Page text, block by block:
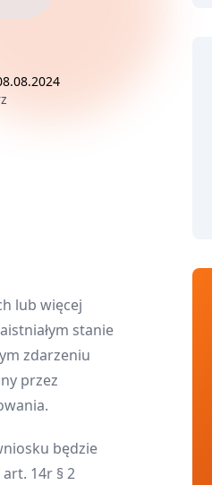
lub więcej
stanie
zdarzeniu
przez
będzie
14r § 2